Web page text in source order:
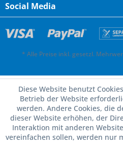
Social Media
* Alle Preise inkl. gesetzl.
Diese Website benutzt
Betrieb der Website
werden. Andere Cookies, die
dieser Website erhöhen, der
Interaktion mit anderen
vereinfachen sollen, werden nur